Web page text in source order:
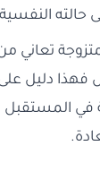
النفسية
فهذا دليل
في المستقبل